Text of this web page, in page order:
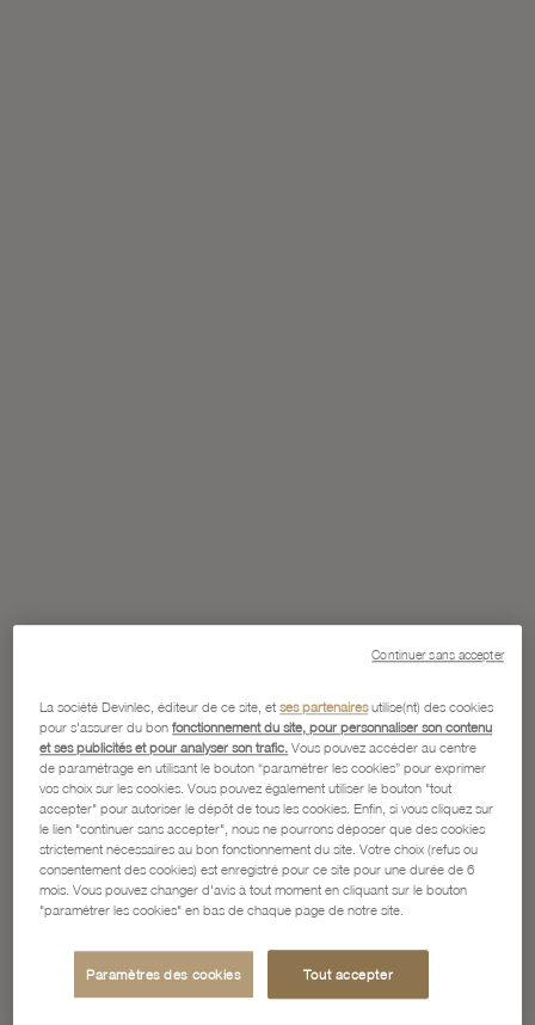
La société Devinlec, éditeur de ce site, etses partenairesutilise(nt) des cookies
pour s'assurer du bonfonctionnement du site, pour personnaliser son contenu
et ses publicités et pour analyser son trafic. Vous pouvez accéder au centre
de paramétrage en utilisant le bouton “paramétrer les cookies” pour exprimer
vos choix sur les cookies. Vous pouvez également utiliser le bouton "tout
accepter" pour autoriser le dépôt de tous les cookies. Enfin, si vous cliquez sur
le lien "continuer sans accepter", nous ne pourrons déposer que des cookies
strictement nécessaires au bon fonctionnement du site. Votre choix (refus ou
consentement des cookies) est enregistré pour ce site pour une durée de 6
mois. Vous pouvez changer d'avis à tout moment en cliquant sur le bouton
"paramétrer les cookies" en bas de chaque page de notre site.
Paramètres des cookies Tout accepter
Continuer sans accepter